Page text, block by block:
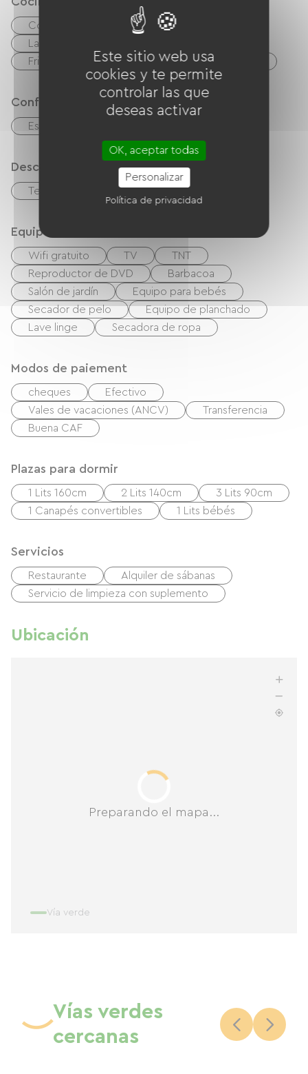
Cocina cuisinière
Las cuatro
Frigorífico
Lavavajillas Congélateur
Confort
Estufa de leña
Descripción
Terraza Sala de estar / Salón
Equipos
Wifi gratuito TV
TNT
Reproductor de DVD
Barbacoa
Salón de jardín
Equipo para bebés
Secador de pelo
Equipo de planchado
Lave linge
Secadora de ropa
Modos de paiement
cheques
Efectivo
Vales de vacaciones (ANCV)
Transferencia
Buena CAF
Plazas para dormir
1 Lits 160cm 2 Lits 140cm
3 Lits 90cm
1 Canapés convertibles
1 Lits bébés
Servicios
Restaurante
Alquiler de sábanas
Servicio de limpieza con suplemento
Ubicación
Preparando el mapa...
Vía verde
Vías verdes
cercanas
Este sitio web usa
cookies y te permite
controlar las que
deseas activar
OK, aceptar todas
Personalizar
Política de privacidad